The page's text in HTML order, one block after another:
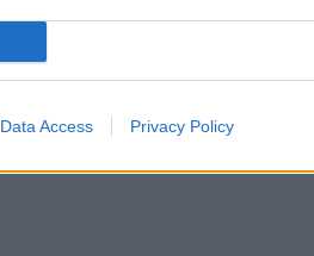
Data Access Privacy Policy